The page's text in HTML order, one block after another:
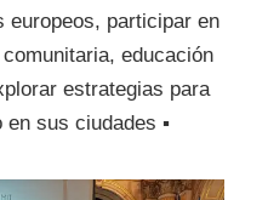
europeos, participar en
educación
estrategias para
sus ciudades ▪